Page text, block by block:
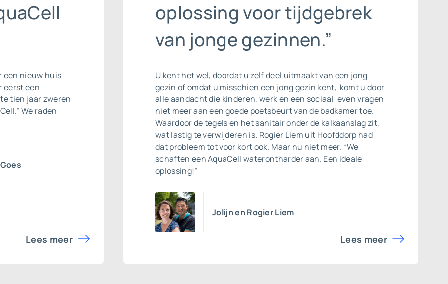
een nieuw huis
eerst een
tien jaar zweren
We raden
Lees meer
oplossing voor tijdgebrek
van jonge gezinnen.”
U kent het wel, doordat u zelf deel uitmaakt van een jong
gezin of omdat u misschien een jong gezin kent, komt u door
alle aandacht die kinderen, werk en een sociaal leven vragen
niet meer aan een goede poetsbeurt van de badkamer toe.
Waardoor de tegels en het sanitair onder de kalkaanslag zit,
wat lastig te verwijderen is. Rogier Liem uit Hoofddorp had
dat probleem tot voor kort ook. Maar nu niet meer. “We
schaften een AquaCell waterontharder aan. Een ideale
oplossing!”
Jolijn en Rogier Liem
Lees meer